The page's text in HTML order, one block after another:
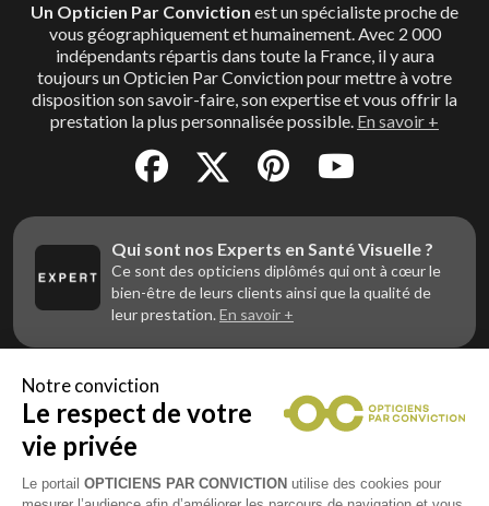
Un Opticien Par Conviction est un spécialiste proche de
vous géographiquement et humainement. Avec 2 000
indépendants répartis dans toute la France, il y aura
toujours un Opticien Par Conviction pour mettre à votre
disposition son savoir-faire, son expertise et vous offrir la
prestation la plus personnalisée possible. En savoir +
Qui sont nos Experts en Santé Visuelle ?
Ce sont des opticiens diplômés qui ont à cœur le
bien-être de leurs clients ainsi que la qualité de
leur prestation. En savoir +
Vous êtes un professionnel de la vue et
vous souhaitez nous rejoindre ?
Contactez Alliance Optic, la centrale d’achats et
d’accompagnement des opticiens indépendants
Notre conviction
Le respect de votre
vie privée
Le portail OPTICIENS PAR CONVICTION utilise des cookies pour